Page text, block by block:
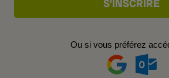
Ou si vous préférez